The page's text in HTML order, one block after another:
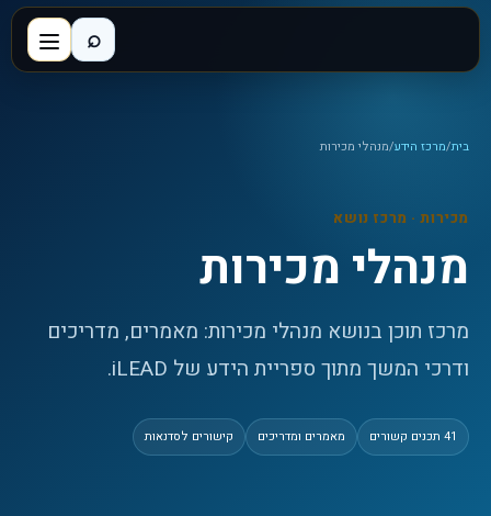
⌕
בית/מרכז הידע/מנהלי מכירות
מכירות· מרכז נושא
מנהלי מכירות
מרכז תוכן בנושא מנהלי מכירות: מאמרים, מדריכים
ודרכי המשך מתוך ספריית הידע של iLEAD.
41 תכנים קשורים מאמרים ומדריכים קישורים לסדנאות